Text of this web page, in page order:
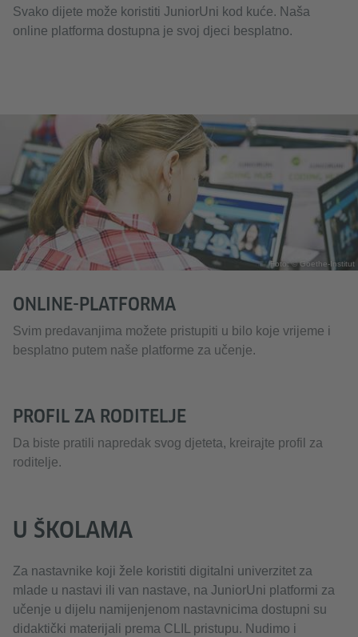
Svako dijete može koristiti JuniorUni kod kuće. Naša
online platforma dostupna je svoj djeci besplatno.
Foto: © Goethe-Institut
ONLINE-PLATFORMA
Svim predavanjima možete pristupiti u bilo koje vrijeme i
besplatno putem naše platforme za učenje.
PROFIL ZA RODITELJE
Da biste pratili napredak svog djeteta, kreirajte profil za
roditelje.
U ŠKOLAMA
Za nastavnike koji žele koristiti digitalni univerzitet za
mlade u nastavi ili van nastave, na JuniorUni platformi za
učenje u dijelu namijenjenom nastavnicima dostupni su
didaktički materijali prema CLIL pristupu. Nudimo i